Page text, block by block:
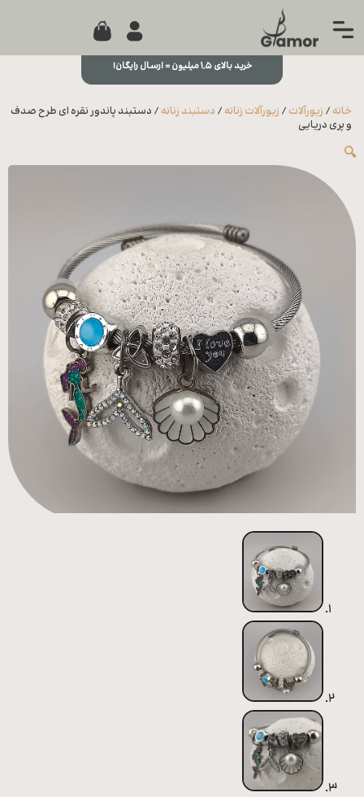
جستجو...
مجله
سوالات
متداول
همه
محصولات
0
خرید بالای ۱,۵ میلیون = ارسال رایگان!
خانه / زیورآلات / زیورآلات زنانه / دستبند زنانه / دستبند پاندور نقره ای طرح صدف
و پری دریایی
🔍